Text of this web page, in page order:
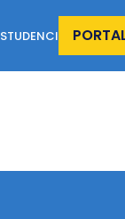
STUDENCI